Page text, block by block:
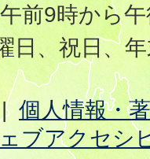
前9時から
日、祝日、
個人情報・
ブアクセシ